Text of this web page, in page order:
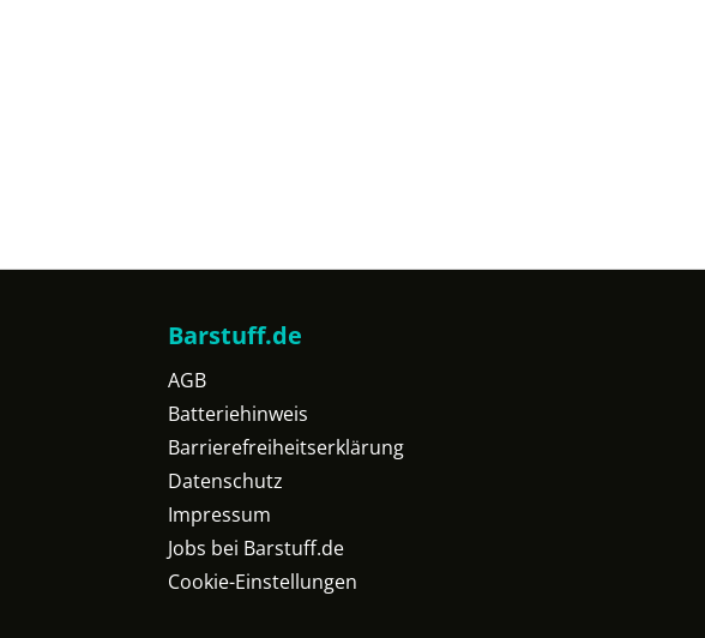
Barstuff.de
AGB
Batteriehinweis
Barrierefreiheitserklärung
Datenschutz
Impressum
Jobs bei Barstuff.de
Cookie-Einstellungen